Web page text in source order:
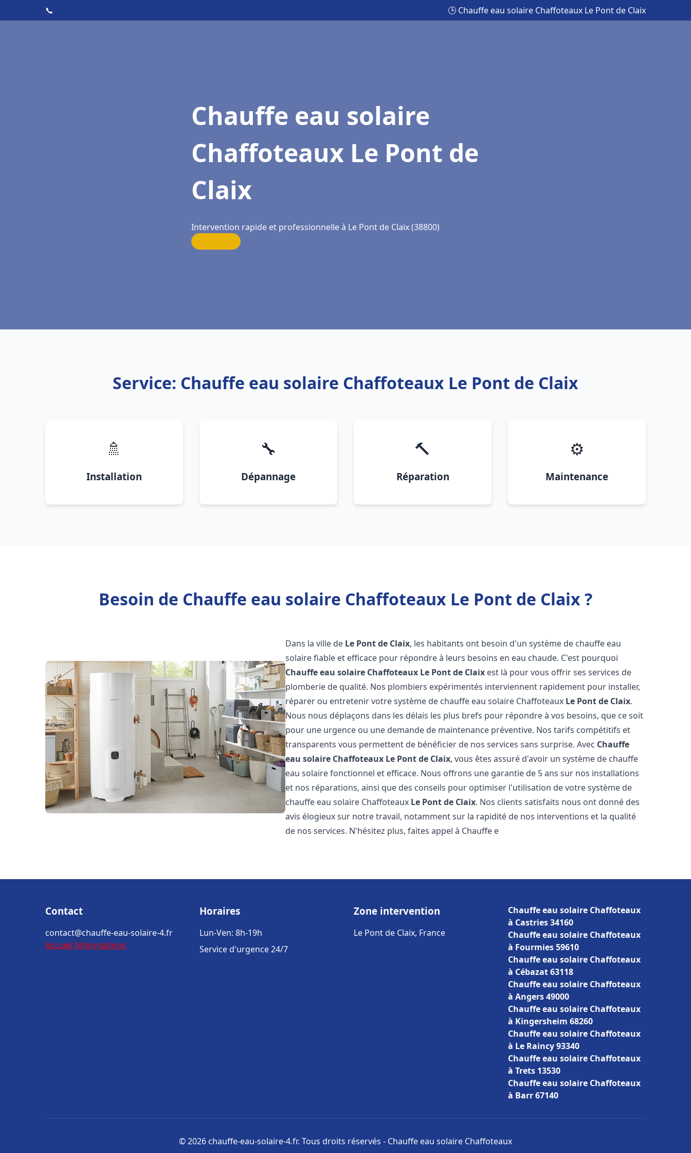
📞 🕒 Chauffe eau solaire Chaffoteaux Le Pont de Claix
Chauffe eau solaire
Chaffoteaux Le Pont de
Claix
Intervention rapide et professionnelle à Le Pont de Claix (38800)
Service: Chauffe eau solaire Chaffoteaux Le Pont de Claix
🚿
Installation
🔧
Dépannage
🔨
Réparation
⚙️
Maintenance
Besoin de Chauffe eau solaire Chaffoteaux Le Pont de Claix ?
Dans la ville de Le Pont de Claix, les habitants ont besoin d'un système de chauffe eau
solaire fiable et efficace pour répondre à leurs besoins en eau chaude. C'est pourquoi
Chauffe eau solaire Chaffoteaux Le Pont de Claix est là pour vous offrir ses services de
plomberie de qualité. Nos plombiers expérimentés interviennent rapidement pour installer,
réparer ou entretenir votre système de chauffe eau solaire Chaffoteaux Le Pont de Claix.
Nous nous déplaçons dans les délais les plus brefs pour répondre à vos besoins, que ce soit
pour une urgence ou une demande de maintenance préventive. Nos tarifs compétitifs et
transparents vous permettent de bénéficier de nos services sans surprise. Avec Chauffe
eau solaire Chaffoteaux Le Pont de Claix, vous êtes assuré d'avoir un système de chauffe
eau solaire fonctionnel et efficace. Nous offrons une garantie de 5 ans sur nos installations
et nos réparations, ainsi que des conseils pour optimiser l'utilisation de votre système de
chauffe eau solaire Chaffoteaux Le Pont de Claix. Nos clients satisfaits nous ont donné des
avis élogieux sur notre travail, notamment sur la rapidité de nos interventions et la qualité
de nos services. N'hésitez plus, faites appel à Chauffe e
Contact
contact@chauffe-eau-solaire-4.fr
Accueil Informations
Horaires
Lun-Ven: 8h-19h
Service d'urgence 24/7
Zone intervention
Le Pont de Claix, France
Chauffe eau solaire Chaffoteaux
à Castries 34160
Chauffe eau solaire Chaffoteaux
à Fourmies 59610
Chauffe eau solaire Chaffoteaux
à Cébazat 63118
Chauffe eau solaire Chaffoteaux
à Angers 49000
Chauffe eau solaire Chaffoteaux
à Kingersheim 68260
Chauffe eau solaire Chaffoteaux
à Le Raincy 93340
Chauffe eau solaire Chaffoteaux
à Trets 13530
Chauffe eau solaire Chaffoteaux
à Barr 67140
© 2026 chauffe-eau-solaire-4.fr. Tous droits réservés - Chauffe eau solaire Chaffoteaux